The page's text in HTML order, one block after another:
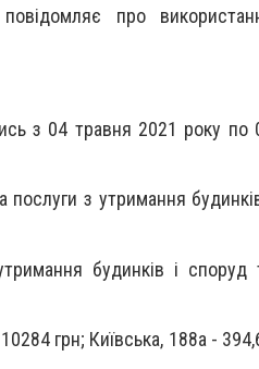
про
з 04 травня 2021 року по
послуги з утримання
будинків і споруд
грн; Київська, 188а -